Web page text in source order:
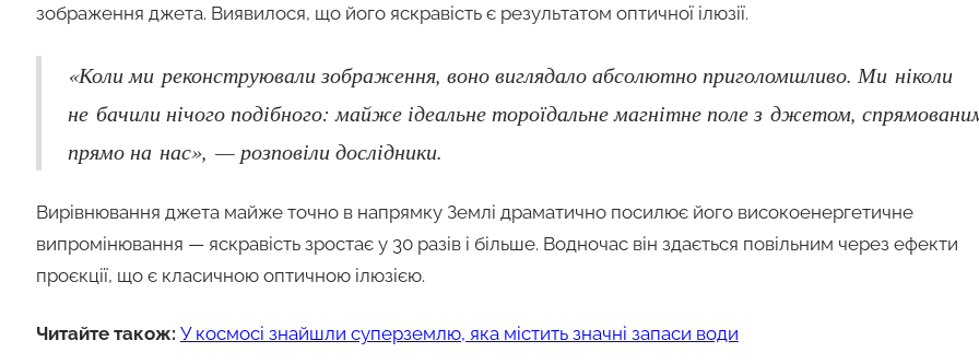
зображення джета. Виявилося, що його яскравість є результатом оптичної ілюзії.
«Коли ми реконструювали зображення, воно виглядало абсолютно приголомшливо. Ми ніколи
не бачили нічого подібного: майже ідеальне тороїдальне магнітне поле з джетом,
прямо на нас», — розповіли дослідники.
Вирівнювання джета майже точно в напрямку Землі драматично посилює його високоенергетичне
випромінювання — яскравість зростає у 30 разів і більше. Водночас він здається повільним через ефекти
проєкції, що є класичною оптичною ілюзією.
Читайте також: У космосі знайшли суперземлю, яка містить значні запаси води